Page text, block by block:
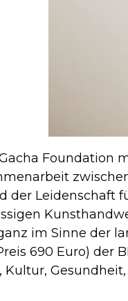
Foundation
der Leidenschaft
im Sinne der
690 Euro) der